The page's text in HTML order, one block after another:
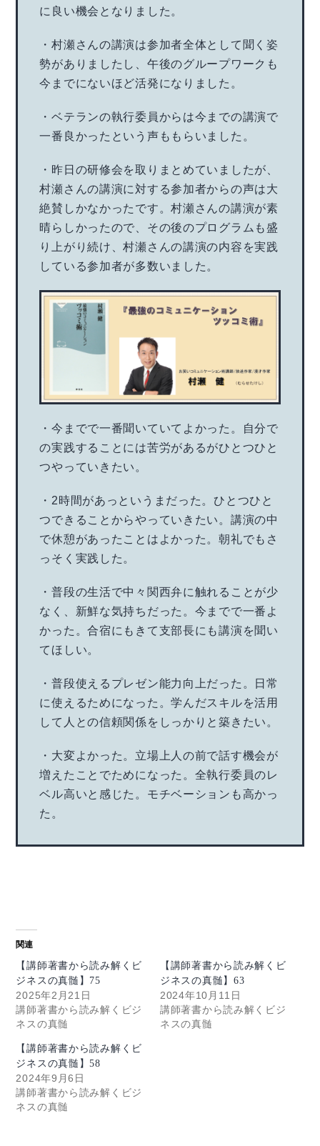
に良い機会となりました。
・村瀬さんの講演は参加者全体として聞く姿
勢がありましたし、午後のグループワークも
今までにないほど活発になりました。
・ベテランの執行委員からは今までの講演で
一番良かったという声ももらいました。
・昨日の研修会を取りまとめていましたが、
村瀬さんの講演に対する参加者からの声は大
絶賛しかなかったです。村瀬さんの講演が素
晴らしかったので、その後のプログラムも盛
り上がり続け、村瀬さんの講演の内容を実践
している参加者が多数いました。
・今までで一番聞いていてよかった。自分で
の実践することには苦労があるがひとつひと
つやっていきたい。
・2時間があっというまだった。ひとつひと
つできることからやっていきたい。講演の中
で休憩があったことはよかった。朝礼でもさ
っそく実践した。
・普段の生活で中々関西弁に触れることが少
なく、新鮮な気持ちだった。今までで一番よ
かった。合宿にもきて支部長にも講演を聞い
てほしい。
・普段使えるプレゼン能力向上だった。日常
に使えるためになった。学んだスキルを活用
して人との信頼関係をしっかりと築きたい。
・大変よかった。立場上人の前で話す機会が
増えたことでためになった。全執行委員のレ
ベル高いと感じた。モチベーションも高かっ
た。
関連
【講師著書から読み解くビ
ジネスの真髄】75
2025年2月21日
講師著書から読み解くビジ
ネスの真髄
【講師著書から読み解くビ
ジネスの真髄】63
2024年10月11日
講師著書から読み解くビジ
ネスの真髄
【講師著書から読み解くビ
ジネスの真髄】58
2024年9月6日
講師著書から読み解くビジ
ネスの真髄